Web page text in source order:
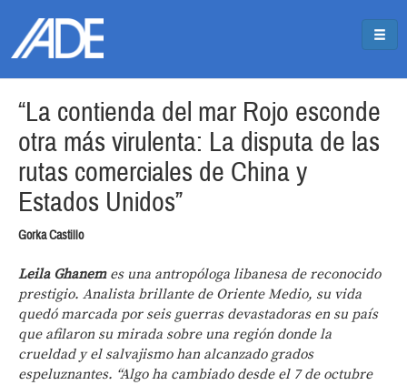
“La contienda del mar Rojo esconde
otra más virulenta: La disputa de las
rutas comerciales de China y
Estados Unidos”
Gorka Castillo
Leila Ghanemes una antropóloga libanesa de reconocido
prestigio. Analista brillante de Oriente Medio, su vida
quedó marcada por seis guerras devastadoras en su país
que afilaron su mirada sobre una región donde la
crueldad y el salvajismo han alcanzado grados
espeluznantes. “Algo ha cambiado desde el 7 de octubre